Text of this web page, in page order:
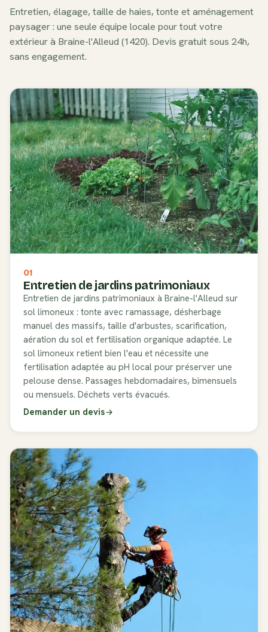
Entretien, élagage, taille de haies, tonte et aménagement
paysager : une seule équipe locale pour tout votre
extérieur à Braine-l'Alleud (1420). Devis gratuit sous 24h,
sans engagement.
01
Entretien de jardins patrimoniaux
Entretien de jardins patrimoniaux à Braine-l'Alleud sur
sol limoneux : tonte avec ramassage, désherbage
manuel des massifs, taille d'arbustes, scarification,
aération du sol et fertilisation organique adaptée. Le
sol limoneux retient bien l'eau et nécessite une
fertilisation adaptée au pH local pour préserver une
pelouse dense. Passages hebdomadaires, bimensuels
ou mensuels. Déchets verts évacués.
Demander un devis